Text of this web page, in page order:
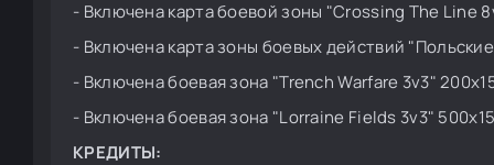
- Включена карта боевой зоны "Crossing The Line
- Включена карта зоны боевых действий
- Включена боевая зона "Trench Warfare 3v3"
- Включена боевая зона "Lorraine Fields 3v3"
КРЕДИТЫ: